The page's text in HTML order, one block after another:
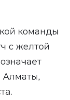
команды
с желтой
Алматы,